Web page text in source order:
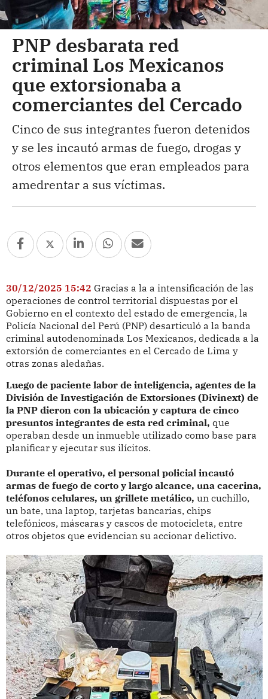
PNP desbarata red
criminal Los Mexicanos
que extorsionaba a
comerciantes del Cercado
Cinco de sus integrantes fueron detenidos
y se les incautó armas de fuego, drogas y
otros elementos que eran empleados para
amedrentar a sus víctimas.
30/12/2025 15:42 Gracias a la a intensificación de las
operaciones de control territorial dispuestas por el
Gobierno en el contexto del estado de emergencia, la
Policía Nacional del Perú (PNP) desarticuló a la banda
criminal autodenominada Los Mexicanos, dedicada a la
extorsión de comerciantes en el Cercado de Lima y
otras zonas aledañas.
Luego de paciente labor de inteligencia, agentes de la
División de Investigación de Extorsiones (Divinext) de
la PNP dieron con la ubicación y captura de cinco
presuntos integrantes de esta red criminal, que
operaban desde un inmueble utilizado como base para
planificar y ejecutar sus ilícitos.
Durante el operativo, el personal policial incautó
armas de fuego de corto y largo alcance, una cacerina,
teléfonos celulares, un grillete metálico, un cuchillo,
un bate, una laptop, tarjetas bancarias, chips
telefónicos, máscaras y cascos de motocicleta, entre
otros objetos que evidencian su accionar delictivo.